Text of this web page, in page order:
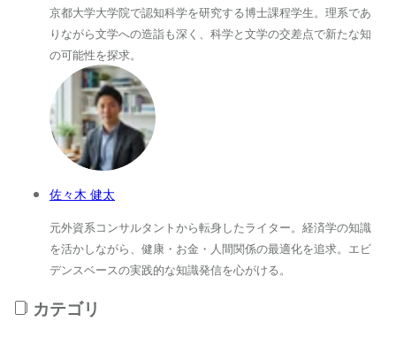
京都大学大学院で認知科学を研究する博士課程学生。理系であ
りながら文学への造詣も深く、科学と文学の交差点で新たな知
の可能性を探求。
佐々木 健太
元外資系コンサルタントから転身したライター。経済学の知識
を活かしながら、健康・お金・人間関係の最適化を追求。エビ
デンスベースの実践的な知識発信を心がける。
カテゴリ